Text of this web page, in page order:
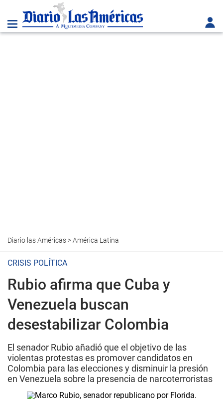
Diario las Américas>América Latina
CRISIS POLÍTICA
Rubio afirma que Cuba y
Venezuela buscan
desestabilizar Colombia
El senador Rubio añadió que el objetivo de las
violentas protestas es promover candidatos en
Colombia para las elecciones y disminuir la presión
en Venezuela sobre la presencia de narcoterroristas